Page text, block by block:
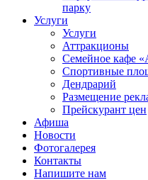
парку
Услуги
Услуги
Аттракционы
Семейное кафе
Спортивные
Дендрарий
Размещение
Прейскурант цен
Афиша
Новости
Фотогалерея
Контакты
Напишите нам